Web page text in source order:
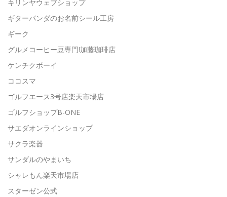
キリンヤウェブショップ
ギターパンダのお名前シール工房
ギーク
グルメコーヒー豆専門!加藤珈琲店
ケンチクボーイ
ココスマ
ゴルフエース3号店楽天市場店
ゴルフショップB-ONE
サエダオンラインショップ
サクラ楽器
サンダルのやまいち
シャレもん楽天市場店
スターゼン公式